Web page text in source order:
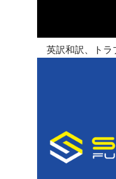
英訳和訳、トラ